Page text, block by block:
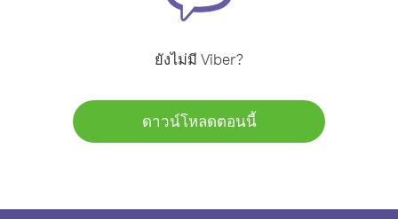
ยังไม่มี Viber?
ดาวน์โหลดตอนนี้